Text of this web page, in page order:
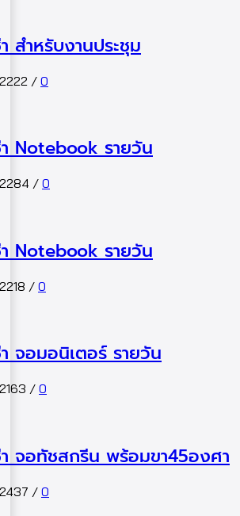
สำหรับงานประชุม
2222 / 0
Notebook รายวัน
2284 / 0
Notebook รายวัน
2218 / 0
จอมอนิเตอร์ รายวัน
2163 / 0
จอทัชสกรีน พร้อมขา45องศา
2437 / 0